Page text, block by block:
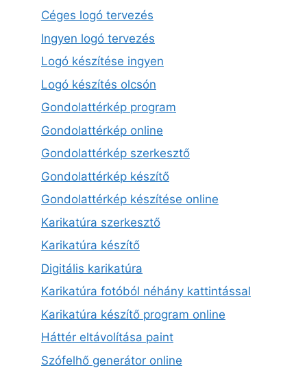
Céges logó tervezés
Ingyen logó tervezés
Logó készítése ingyen
Logó készítés olcsón
Gondolattérkép program
Gondolattérkép online
Gondolattérkép szerkesztő
Gondolattérkép készítő
Gondolattérkép készítése online
Karikatúra szerkesztő
Karikatúra készítő
Digitális karikatúra
Karikatúra fotóból néhány kattintással
Karikatúra készítő program online
Háttér eltávolítása paint
Szófelhő generátor online